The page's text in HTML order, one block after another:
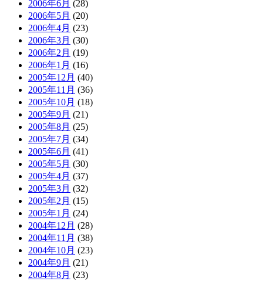
2006年6月 (28)
2006年5月 (20)
2006年4月 (23)
2006年3月 (30)
2006年2月 (19)
2006年1月 (16)
2005年12月 (40)
2005年11月 (36)
2005年10月 (18)
2005年9月 (21)
2005年8月 (25)
2005年7月 (34)
2005年6月 (41)
2005年5月 (30)
2005年4月 (37)
2005年3月 (32)
2005年2月 (15)
2005年1月 (24)
2004年12月 (28)
2004年11月 (38)
2004年10月 (23)
2004年9月 (21)
2004年8月 (23)